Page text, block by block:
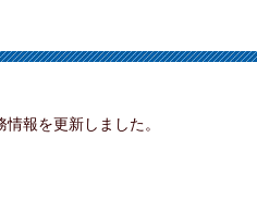
報を更新しました。